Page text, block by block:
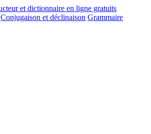
Conjugaison et déclinaison Grammaire